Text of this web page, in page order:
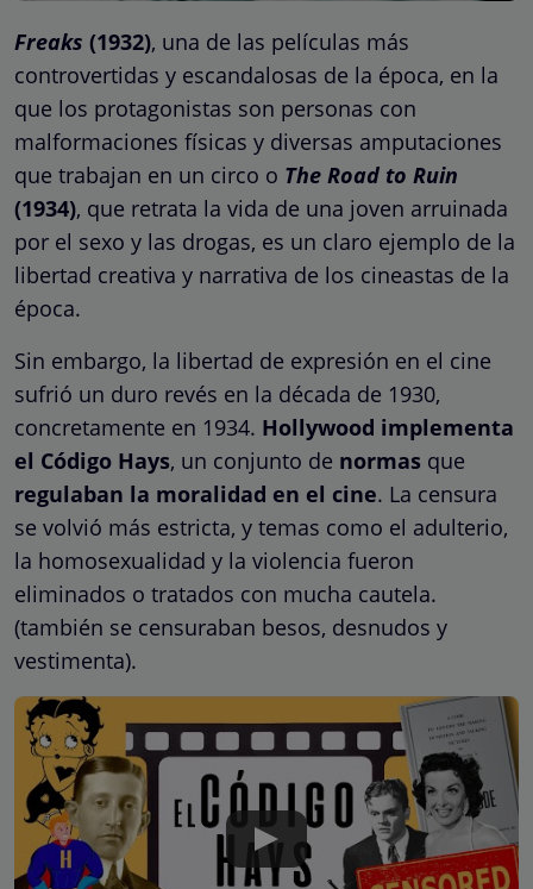
Freaks (1932), una de las películas más
controvertidas y escandalosas de la época, en la
que los protagonistas son personas con
malformaciones físicas y diversas amputaciones
que trabajan en un circo o The Road to Ruin
(1934), que retrata la vida de una joven arruinada
por el sexo y las drogas, es un claro ejemplo de la
libertad creativa y narrativa de los cineastas de la
época.
Sin embargo, la libertad de expresión en el cine
sufrió un duro revés en la década de 1930,
concretamente en 1934. Hollywood implementa
el Código Hays, un conjunto de normas que
regulaban la moralidad en el cine. La censura
se volvió más estricta, y temas como el adulterio,
la homosexualidad y la violencia fueron
eliminados o tratados con mucha cautela.
(también se censuraban besos, desnudos y
vestimenta).